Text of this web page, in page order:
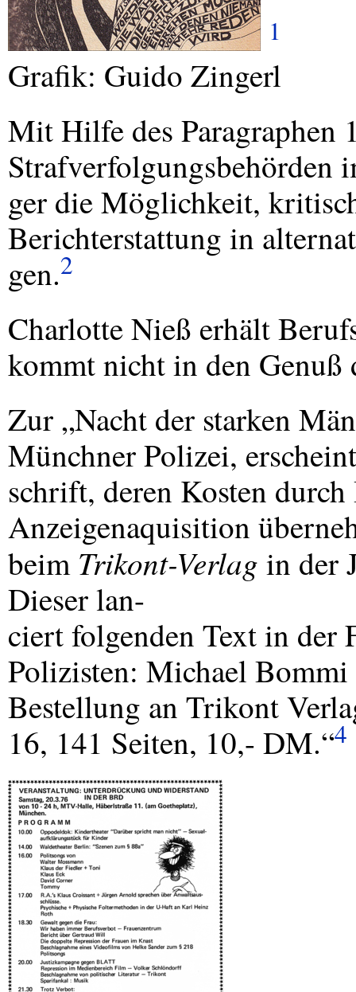
1
Grafik: Guido Zingerl
Mit Hilfe des Paragraphen
Strafverfolgungsbehörden
ger die Möglichkeit,
Berichterstattung in
gen.2
Charlotte Nieß erhält
kommt nicht in den Genuß
Zur „Nacht der starken
Münchner Polizei,
schrift, deren Kosten
Anzeigenaquisition
beim Trikont-Verlag in der
Dieser lan-
ciert folgenden Text in der
Polizisten: Michael Bommi
Bestellung an Trikont
16, 141 Seiten, 10,- DM.“4